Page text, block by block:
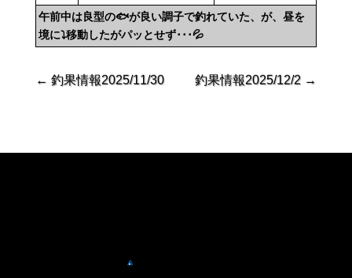
午前中は良型の🐟が良い調子で釣れていた、が、昼を
境に⤵移動したがパッとせず･･･💦
← 釣果情報2025/11/30 釣果情報2025/12/2 →